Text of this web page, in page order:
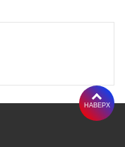
НАВЕРХ